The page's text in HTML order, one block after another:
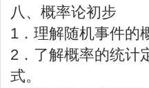
八、概率论初步
1．理解随机事件的
2．了解概率的统计
式。